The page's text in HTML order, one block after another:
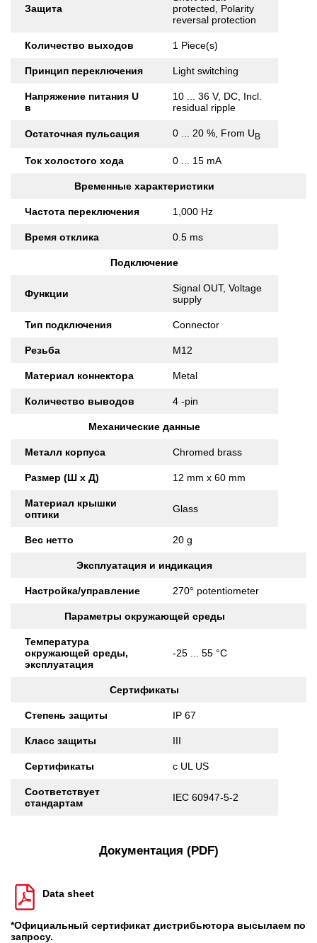
Защита
protected, Polarity
reversal protection
Количество выходов 1 Piece(s)
Принцип переключения Light switching
Напряжение питания U
в
10 ... 36 V, DC, Incl.
residual ripple
Остаточная пульсация 0 ... 20 %, From UB
Ток холостого хода 0 ... 15 mA
Временные характеристики
Частота переключения 1,000 Hz
Время отклика 0.5 ms
Подключение
Функции
Signal OUT, Voltage
supply
Тип подключения Connector
Резьба M12
Материал коннектора Metal
Количество выводов 4 -pin
Механические данные
Металл корпуса Chromed brass
Размер (Ш x Д) 12 mm x 60 mm
Материал крышки
оптики
Glass
Вес нетто 20 g
Эксплуатация и индикация
Настройка/управление 270° potentiometer
Параметры окружающей среды
Температура
окружающей среды,
эксплуатация
-25 ... 55 °C
Сертификаты
Степень защиты IP 67
Класс защиты III
Сертификаты c UL US
Соответствует
стандартам
IEC 60947-5-2
Документация (PDF)
Data sheet
*Официальный сертификат дистрибьютора высылаем по
запросу.